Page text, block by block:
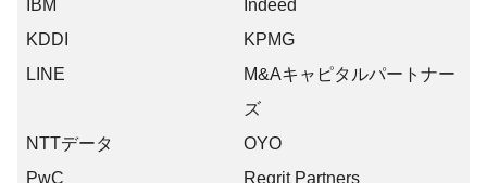
IBM
Indeed
KDDI
KPMG
LINE
M&Aキャピタルパートナー
ズ
NTTデータ
OYO
PwC
Regrit Partners